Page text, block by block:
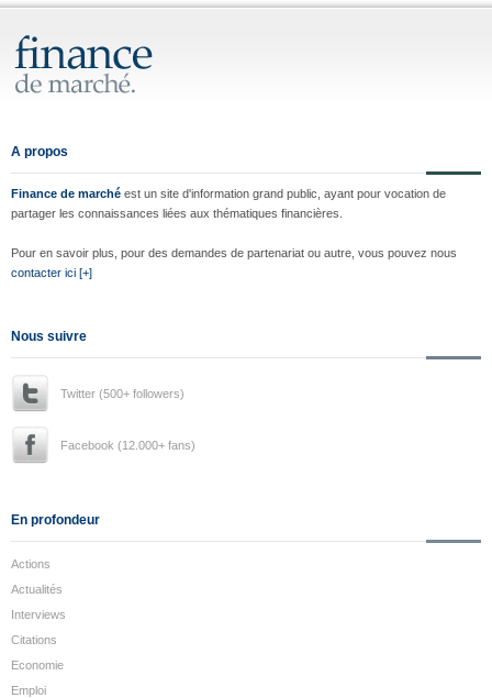
A propos
Finance de marché est un site d'information grand public, ayant pour vocation de
partager les connaissances liées aux thématiques financières.
Pour en savoir plus, pour des demandes de partenariat ou autre, vous pouvez nous
contacter ici [+]
Nous suivre
Twitter (500+ followers)
Facebook (12.000+ fans)
En profondeur
Actions
Actualités
Interviews
Citations
Economie
Emploi